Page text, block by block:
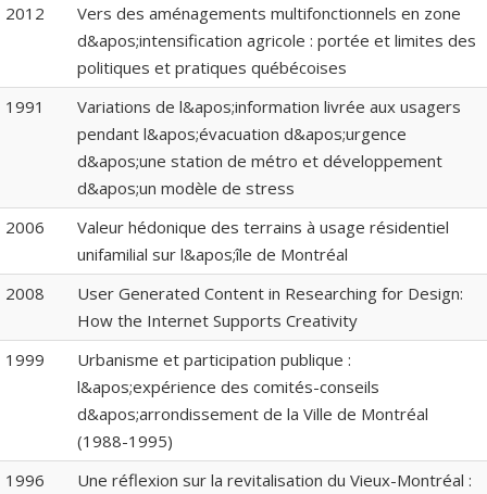
2012
Vers des aménagements multifonctionnels en zone
d&apos;intensification agricole : portée et limites des
politiques et pratiques québécoises
1991
Variations de l&apos;information livrée aux usagers
pendant l&apos;évacuation d&apos;urgence
d&apos;une station de métro et développement
d&apos;un modèle de stress
2006
Valeur hédonique des terrains à usage résidentiel
unifamilial sur l&apos;île de Montréal
2008
User Generated Content in Researching for Design:
How the Internet Supports Creativity
1999
Urbanisme et participation publique :
l&apos;expérience des comités-conseils
d&apos;arrondissement de la Ville de Montréal
(1988-1995)
1996
Une réflexion sur la revitalisation du Vieux-Montréal :